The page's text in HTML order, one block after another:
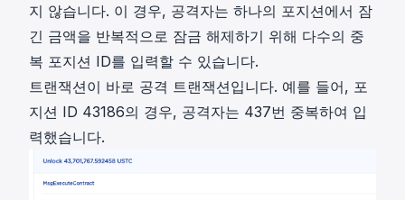
지 않습니다. 이 경우, 공격자는 하나의 포지션에서 잠
긴 금액을 반복적으로 잠금 해제하기 위해 다수의 중
복 포지션 ID를 입력할 수 있습니다.
트랜잭션이 바로 공격 트랜잭션입니다. 예를 들어, 포
지션 ID 43186의 경우, 공격자는 437번 중복하여 입
력했습니다.